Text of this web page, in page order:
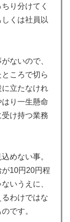
り分けてく
くは社員以
ないので、
ころで切ら
立たなけれ
り一生懸命
け持つ業務
めない事。
10円20円程
いうえに、
わけではな
です。